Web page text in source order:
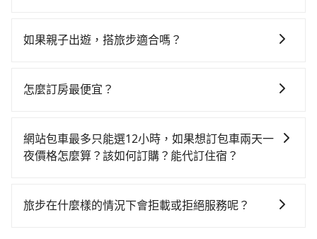
均花費約1,380元，費時3小時9分鐘。長距離移動確實搭
tripool還是比較划算的。如果你是三人以下要乘車，也
時40元路邊停車費用預估進去，但額外的汽車保險與可
差的車款，如果人數超過四位，更是沒有較大的七人座
凹的車門仍未被修理，每一次租車都好像在開樂透一
樣。另外，偶爾也會遇到明明已經預約了時間但上一位
小的風險。最後，雖然路邊隨租隨還看似方便，但實際
tripool可省高達$1,700。但如果要考慮到回程，新竹縣
上，無論在價格或服務品質上，tripool都是你從高雄市
包車：優點是搭乘舒適可以根據自己的需求安排時間和
車：優點是24小時隨叫隨到，價格按錶計費，但若遇交
性和服務質量無法保障，需要自行承擔風險，遇到狀況
事後也無法申訴退費。
如果親子出遊，搭旅步適合嗎？
椅及兒童用增高墊供您選購(租借300元/個)，讓您和孩子
怎麼訂房最便宜？
OTA (online travel agent) 來完成，除了可以快速依據
地區、價位、人數、特殊需求來搜尋適合的旅店與房
饋或未來換取免費的住房。台灣人常用的線上訂房平台
網站包車最多只能選12小時，如果想訂包車兩天一
夜價格怎麼算？該如何訂購？能代訂住宿？
需要連續兩天的包車服務，可以在官網上分開預定兩天
旅步在什麼樣的情況下會拒載或拒絕服務呢？